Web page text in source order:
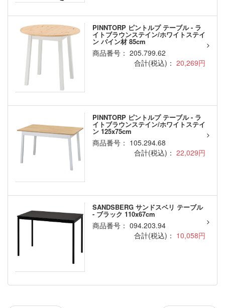
PINNTORP ピントルプ テーブル - ラ
イトブラウンステイン/ホワイトステイ
ン パイン材 85cm
商品番号： 205.799.62
合計(税込)： 20,269円
PINNTORP ピントルプ テーブル - ラ
イトブラウンステイン/ホワイトステイ
ン 125x75cm
商品番号： 105.294.68
合計(税込)： 22,029円
SANDSBERG サンドスベリ テーブル
- ブラック 110x67cm
商品番号： 094.203.94
合計(税込)： 10,058円